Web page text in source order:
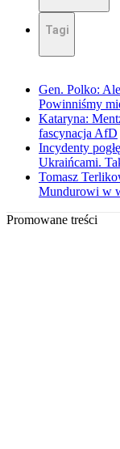
Tagi
Gen. Polko:
Powinniśmy
Kataryna:
fascynacja AfD
Incydenty
Ukraińcami.
Tomasz
Mundurowi w
Promowane treści